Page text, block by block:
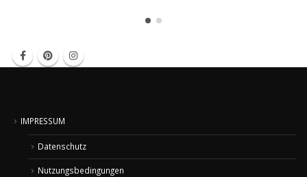
IMPRESSUM
Datenschutz
Nutzungsbedingungen